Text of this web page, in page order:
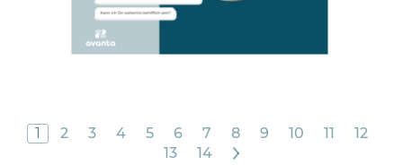
1 2 3 4 5 6 7 8 9 10 11
12
13
14 >